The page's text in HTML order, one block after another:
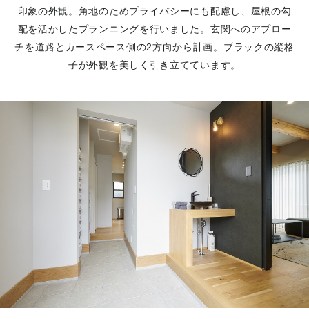
印象の外観。角地のためプライバシーにも配慮し、屋根の勾
配を活かしたプランニングを行いました。玄関へのアプロー
チを道路とカースペース側の2方向から計画。ブラックの縦格
子が外観を美しく引き立てています。